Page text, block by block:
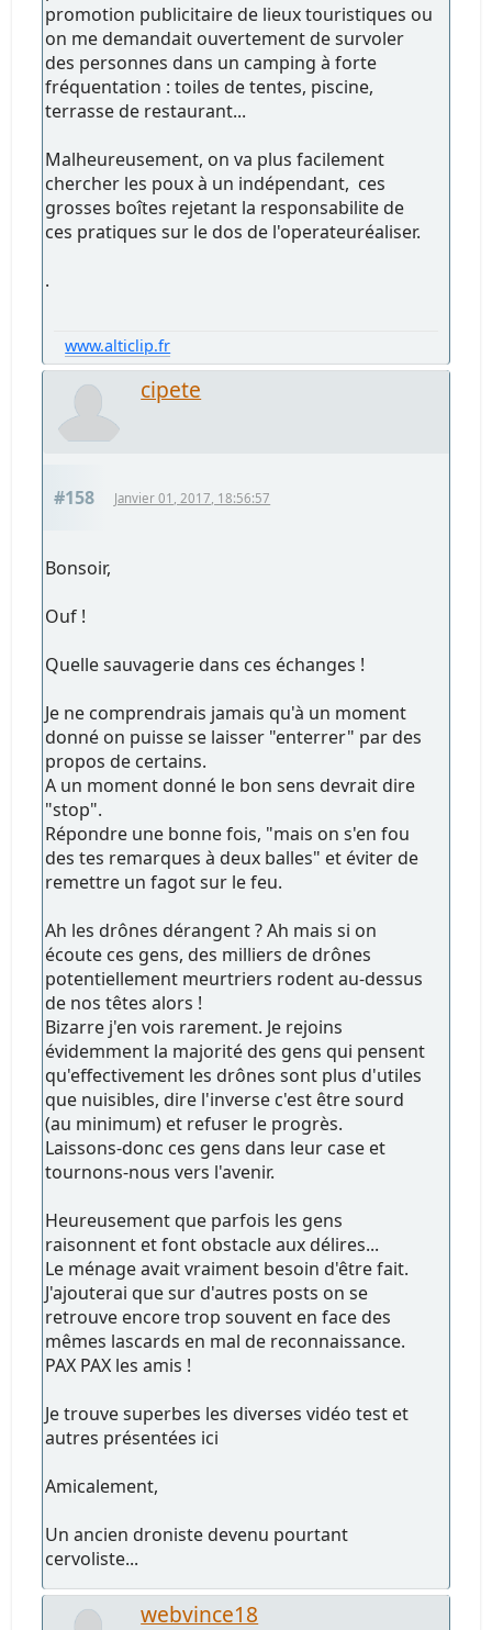
promotion publicitaire de lieux touristiques ou
on me demandait ouvertement de survoler
des personnes dans un camping à forte
fréquentation : toiles de tentes, piscine,
terrasse de restaurant...
Malheureusement, on va plus facilement
chercher les poux à un indépendant, ces
grosses boîtes rejetant la responsabilite de
ces pratiques sur le dos de l'operateuréaliser.
.
www.alticlip.fr
cipete
#158 Janvier 01, 2017, 18:56:57
Bonsoir,
Ouf !
Quelle sauvagerie dans ces échanges !
Je ne comprendrais jamais qu'à un moment
donné on puisse se laisser "enterrer" par des
propos de certains.
A un moment donné le bon sens devrait dire
"stop".
Répondre une bonne fois, "mais on s'en fou
des tes remarques à deux balles" et éviter de
remettre un fagot sur le feu.
Ah les drônes dérangent ? Ah mais si on
écoute ces gens, des milliers de drônes
potentiellement meurtriers rodent au-dessus
de nos têtes alors !
Bizarre j'en vois rarement. Je rejoins
évidemment la majorité des gens qui pensent
qu'effectivement les drônes sont plus d'utiles
que nuisibles, dire l'inverse c'est être sourd
(au minimum) et refuser le progrès.
Laissons-donc ces gens dans leur case et
tournons-nous vers l'avenir.
Heureusement que parfois les gens
raisonnent et font obstacle aux délires...
Le ménage avait vraiment besoin d'être fait.
J'ajouterai que sur d'autres posts on se
retrouve encore trop souvent en face des
mêmes lascards en mal de reconnaissance.
PAX PAX les amis !
Je trouve superbes les diverses vidéo test et
autres présentées ici
Amicalement,
Un ancien droniste devenu pourtant
cervoliste...
webvince18